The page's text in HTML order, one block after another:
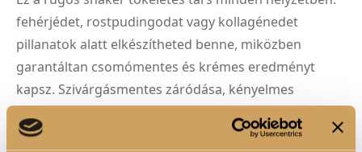
fehérjédet, rostpudingodat vagy kollagénedet
pillanatok alatt elkészítheted benne, miközben
garantáltan csomómentes és krémes eredményt
kapsz. Szivárgásmentes záródása, kényelmes
hordozópántja és könnyű tisztíthatósága miatt
mindig megbízható választás.